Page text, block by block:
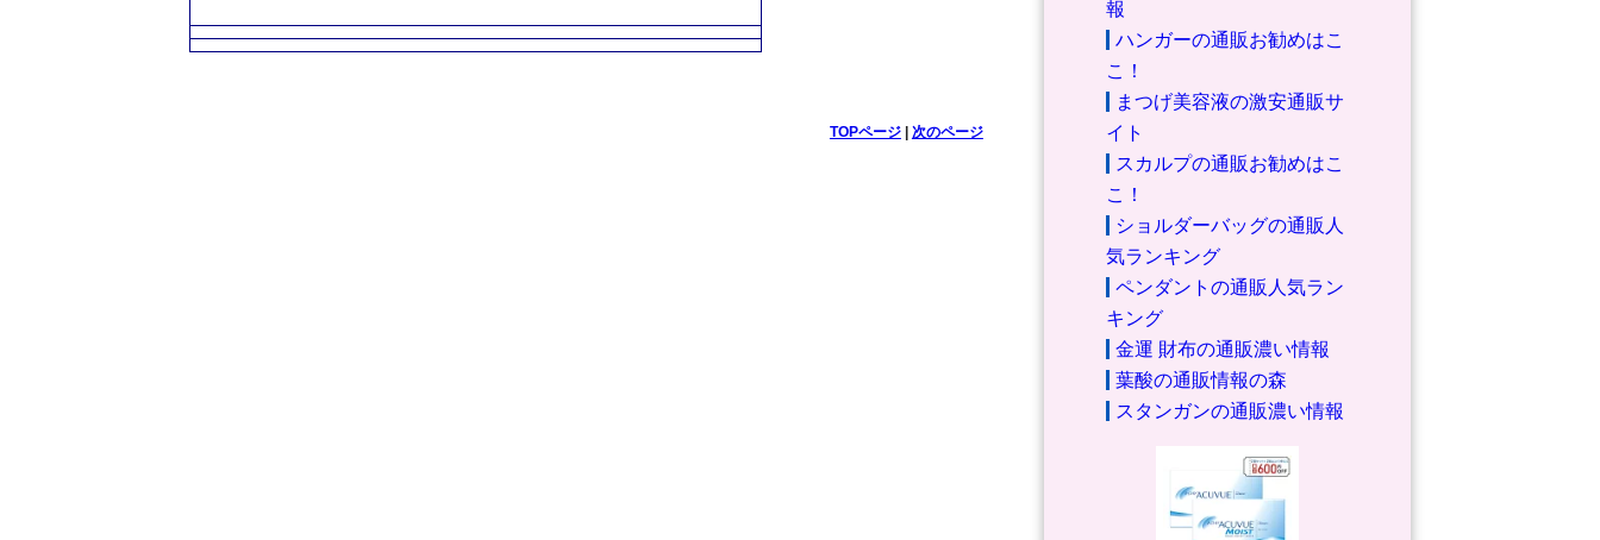
TOPページ| 次のページ
報
ハンガーの通販お勧めはこ
こ！
まつげ美容液の激安通販サ
イト
スカルプの通販お勧めはこ
こ！
ショルダーバッグの通販人
気ランキング
ペンダントの通販人気ラン
キング
金運 財布の通販濃い情報
葉酸の通販情報の森
スタンガンの通販濃い情報